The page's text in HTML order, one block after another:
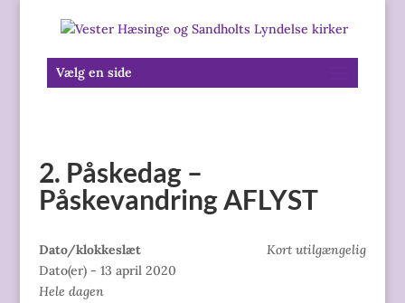
Vælg en side
2. Påskedag –
Påskevandring AFLYST
Kort utilgængelig
Dato/klokkeslæt
Dato(er) - 13 april 2020
Hele dagen